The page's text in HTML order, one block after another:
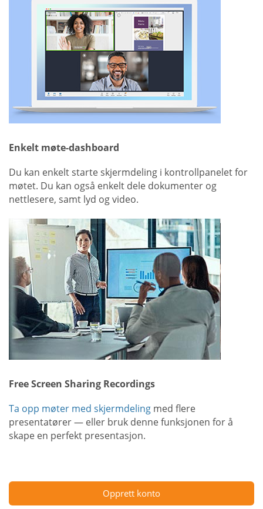
Enkelt møte-dashboard
Du kan enkelt starte skjermdeling i kontrollpanelet for
møtet. Du kan også enkelt dele dokumenter og
nettlesere, samt lyd og video.
Free Screen Sharing Recordings
Ta opp møter med skjermdeling med flere
presentatører — eller bruk denne funksjonen for å
skape en perfekt presentasjon.
Opprett konto